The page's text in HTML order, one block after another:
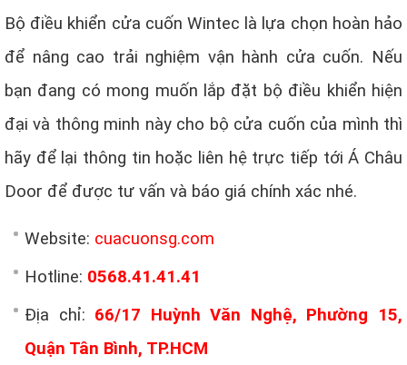
Bộ điều khiển cửa cuốn Wintec là lựa chọn hoàn hảo
để nâng cao trải nghiệm vận hành cửa cuốn. Nếu
bạn đang có mong muốn lắp đặt bộ điều khiển hiện
đại và thông minh này cho bộ cửa cuốn của mình thì
hãy để lại thông tin hoặc liên hệ trực tiếp tới Á Châu
Door để được tư vấn và báo giá chính xác nhé.
Website: cuacuonsg.com
Hotline: 0568.41.41.41
Địa chỉ: 66/17 Huỳnh Văn Nghệ, Phường 15,
Quận Tân Bình, TP.HCM